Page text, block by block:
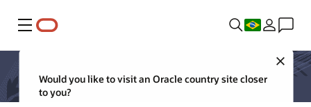
Menu
Close
Would you like to visit an Oracle country site closer
to you?